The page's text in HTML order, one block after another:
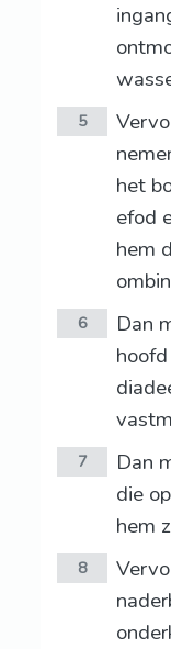
5
het
efod
hem
6
Dan
7
Dan
die
hem
8